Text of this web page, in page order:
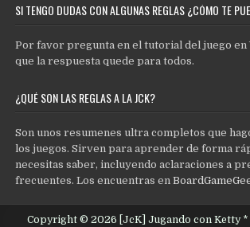
SI TENGO DUDAS CON ALGUNAS REGLAS ¿CÓMO TE
Por favor pregunta en el tutorial del juego en
que la respuesta quede para todos.
¿QUÉ SON LAS REGLAS A LA JCK?
Son unos resumenes ultra completos que
los juegos. Sirven para aprender de forma
necesitas saber, incluyendo aclaraciones a
frecuentes. Los encuentras en
Copyright © 2026 [JcK] Jugando con Ketty *